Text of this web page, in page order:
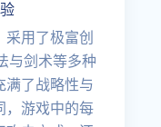
用了极富创
与剑术等多种
满了战略性与
，游戏中的每